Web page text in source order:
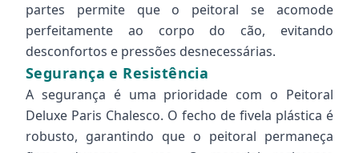
partes permite que o peitoral se acomode
perfeitamente ao corpo do cão, evitando
desconfortos e pressões desnecessárias.
Segurança e Resistência
A segurança é uma prioridade com o Peitoral
Deluxe Paris Chalesco. O fecho de fivela plástica é
robusto, garantindo que o peitoral permaneça